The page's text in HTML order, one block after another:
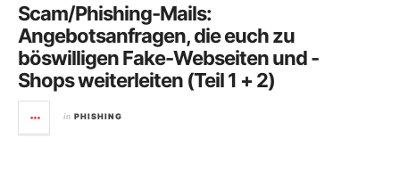
Scam/Phishing-Mails:
Angebotsanfragen, die euch zu
böswilligen Fake-Webseiten und -
Shops weiterleiten (Teil 1 + 2)
in PHISHING